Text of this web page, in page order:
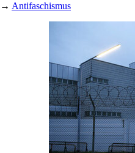
→ Antifaschismus